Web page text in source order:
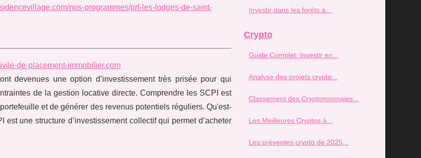
nos-programmes/prl-les-lodges-de-saint-
de-placement-immobilier.com
devenues une option d’investissement très prisée pour qui
de la gestion locative directe. Comprendre les SCPI est
et de générer des revenus potentiels réguliers. Qu'est-
une structure d’investissement collectif qui permet d’acheter
Investir dans les forêts à...
Crypto
Guide Complet: Investir en...
Analyse des projets crypto...
Classement des Cryptomonnaies...
Les Meilleures Cryptos à...
Les préventes crypto de 2025...